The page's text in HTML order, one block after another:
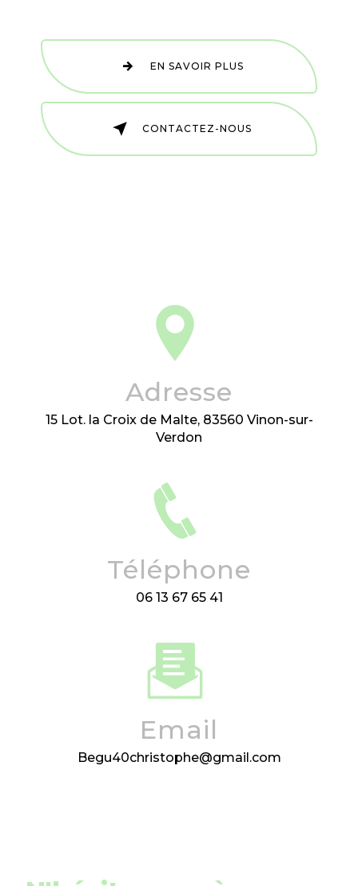
EN SAVOIR PLUS
CONTACTEZ-NOUS
Adresse
15 Lot. la Croix de Malte, 83560 Vinon-sur-
Verdon
Téléphone
06 13 67 65 41
Email
begu40christophe@gmail.com